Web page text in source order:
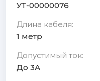
УТ-00000076
Длина кабеля:
1 метр
Допустимый ток:
До 3А